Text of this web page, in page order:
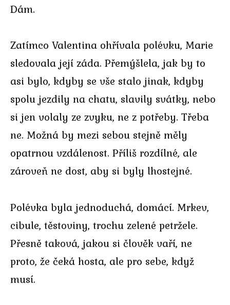
Dám.
Zatímco Valentina ohřívala polévku, Marie
sledovala její záda. Přemýšlela, jak by to
asi bylo, kdyby se vše stalo jinak, kdyby
spolu jezdily na chatu, slavily svátky, nebo
si jen volaly ze zvyku, ne z potřeby. Třeba
ne. Možná by mezi sebou stejně měly
opatrnou vzdálenost. Příliš rozdílné, ale
zároveň ne dost, aby si byly lhostejné.
Polévka byla jednoduchá, domácí. Mrkev,
cibule, těstoviny, trochu zelené petržele.
Přesně taková, jakou si člověk vaří, ne
proto, že čeká hosta, ale pro sebe, když
musí.